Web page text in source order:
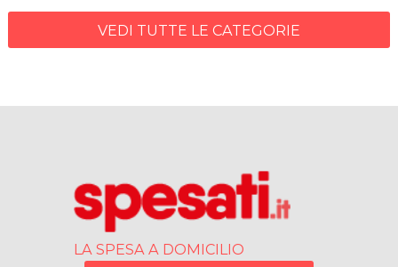
VEDI TUTTE LE CATEGORIE
LA SPESA A DOMICILIO